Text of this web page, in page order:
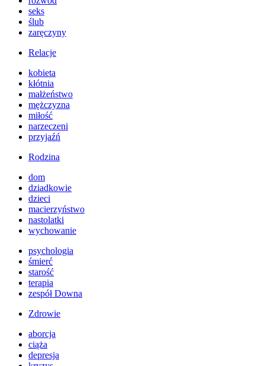
seks
ślub
zaręczyny
Relacje
kobieta
kłótnia
małżeństwo
mężczyzna
miłość
narzeczeni
przyjaźń
Rodzina
dom
dziadkowie
dzieci
macierzyństwo
nastolatki
wychowanie
psychologia
śmierć
starość
terapia
zespół Downa
Zdrowie
aborcja
ciąża
depresja